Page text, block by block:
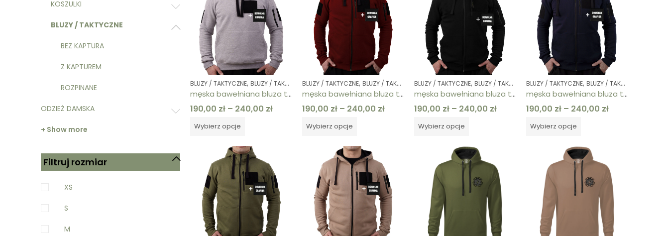
BLUZY / TAKTYCZNE, BLUZY / TAKTYCZNE ,BLUZY / TAKTYCZNE,BLUZY / TAKTYCZNE,BLUZY / TAKTYCZNE,DOWOLNY NADRUK NA LEWEJ PIERSI,DOWOLNY NADRUK NA
męska bawełniana bluza taktyczna kangur szara z rzepem
190,00 zł – 240,00 zł
Wybierz opcje
BLUZY / TAKTYCZNE, BLUZY / TAKTYCZNE ,BLUZY / TAKTYCZNE,BLUZY / TAKTYCZNE,BLUZY / TAKTYCZNE,DOWOLNY NADRUK NA
męska bawełniana bluza taktyczna rozpinana bordowa z rzepem
190,00 zł – 240,00 zł
Wybierz opcje
BLUZY / TAKTYCZNE, BLUZY / TAKTYCZNE ,BLUZY / TAKTYCZNE,BLUZY / TAKTYCZNE
męska bawełniana bluza taktyczna rozpinana czarna z rzepem
190,00 zł – 240,00 zł
Wybierz opcje
BLUZY / TAKTYCZNE, BLUZY / TAKTYCZNE
męska bawełniana bluza taktyczna rozpinana granatowa z rzepem
190,00 zł – 240,00 zł
Wybierz opcje
KOSZULKI
BLUZY / TAKTYCZNE
BEZ KAPTURA
Z KAPTUREM
ROZPINANE
ODZIEŻ DAMSKA
+ Show more
Filtruj rozmiar
XS
S
M